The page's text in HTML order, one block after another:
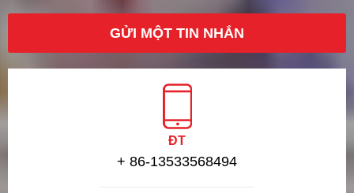
GỬI MỘT TIN NHẮN
ĐT
+ 86-13533568494